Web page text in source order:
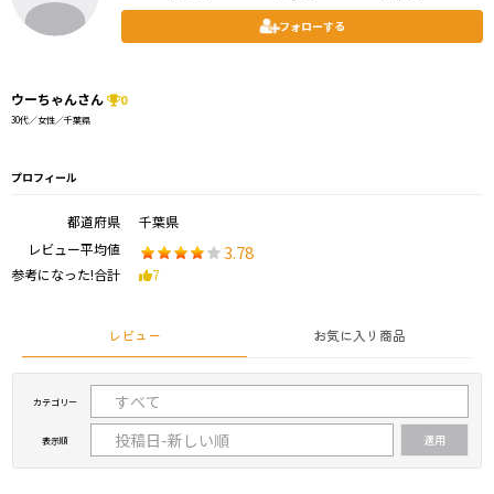
フォローする
ウーちゃんさん 0
30代／女性／千葉県
プロフィール
都道府県
千葉県
レビュー平均値
3.78
参考になった!合計 7
レビュー お気に入り商品
カテゴリー
表示順